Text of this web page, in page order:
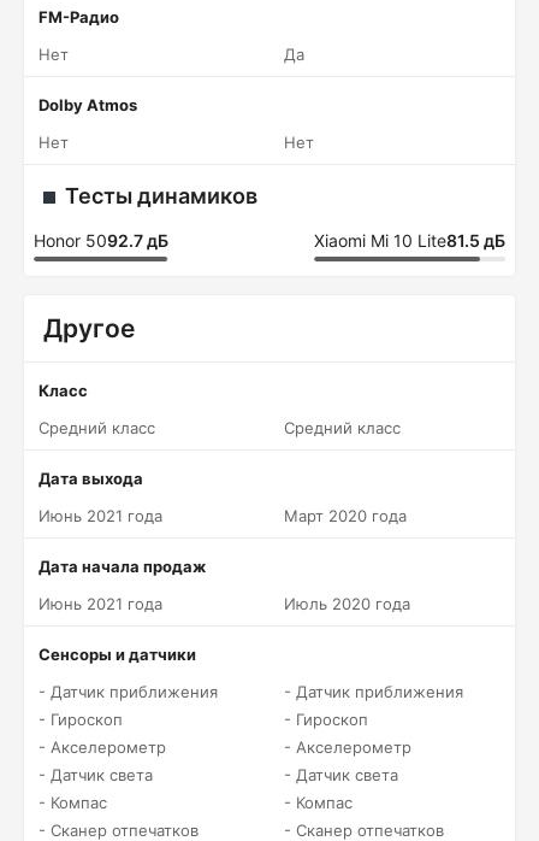
FM-Радио
Нет
Да
Dolby Atmos
Нет
Нет
Тесты динамиков
Honor 5092.7 дБ Xiaomi Mi 10 Lite81.5 дБ
Другое
Класс
Средний класс
Средний класс
Дата выхода
Июнь 2021 года
Март 2020 года
Дата начала продаж
Июнь 2021 года
Июль 2020 года
Сенсоры и датчики
- Датчик приближения
- Гироскоп
- Акселерометр
- Датчик света
- Компас
- Сканер отпечатков
- Датчик приближения
- Гироскоп
- Акселерометр
- Датчик света
- Компас
- Сканер отпечатков